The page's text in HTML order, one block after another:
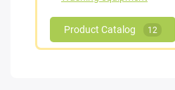
Product Catalog 12